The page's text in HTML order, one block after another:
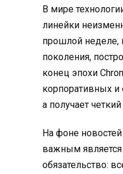
В мире
линейки
прошлой неделе,
поколения,
конец эпохи
корпоративных и
а получает
На фоне
важным является
обязательство: